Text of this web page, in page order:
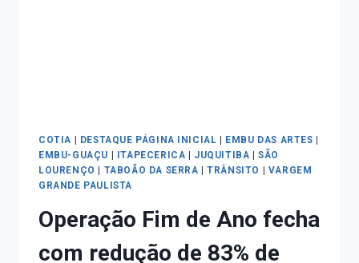
COTIA DESTAQUE PÁGINA INICIAL EMBU DAS ARTES
EMBU-GUAÇU
ITAPECERICA JUQUITIBA |SÃO
LOURENÇO
TABOÃO DA SERRA |TRÂNSITO
VARGEM
GRANDE PAULISTA
Operação Fim de Ano fecha
com redução de 83% de